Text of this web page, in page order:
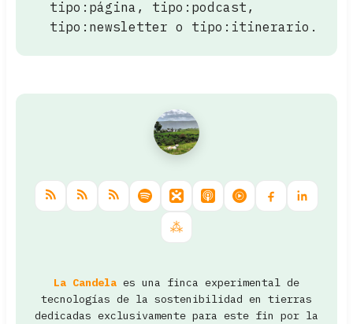
tipo:página, tipo:podcast,
tipo:newsletter o tipo:itinerario.
La Candela es una finca experimental de
tecnologías de la sostenibilidad en tierras
dedicadas exclusivamente para este fin por la